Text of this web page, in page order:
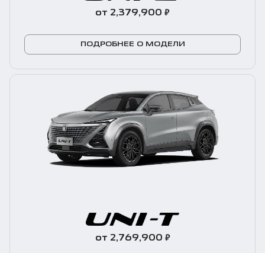
от 2,379,900 ₽
ПОДРОБНЕЕ О МОДЕЛИ
от 2,769,900 ₽